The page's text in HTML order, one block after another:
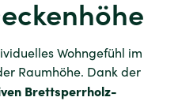
Wohngefühl im
Raumhöhe. Dank der
Brettsperrholz-